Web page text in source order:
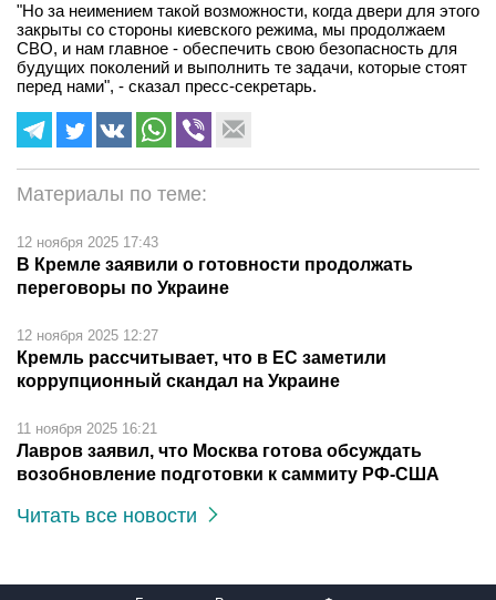
"Но за неимением такой возможности, когда двери для этого
закрыты со стороны киевского режима, мы продолжаем
СВО, и нам главное - обеспечить свою безопасность для
будущих поколений и выполнить те задачи, которые стоят
перед нами", - сказал пресс-секретарь.
Материалы по теме:
12 ноября 2025 17:43
В Кремле заявили о готовности продолжать
переговоры по Украине
12 ноября 2025 12:27
Кремль рассчитывает, что в ЕС заметили
коррупционный скандал на Украине
11 ноября 2025 16:21
Лавров заявил, что Москва готова обсуждать
возобновление подготовки к саммиту РФ-США
Читать все новости